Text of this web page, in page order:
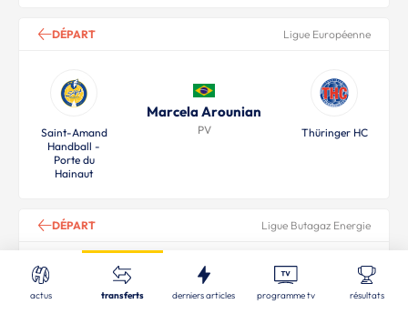
Recherche
Fermer
DÉPART Ligue Européenne
Saint-Amand
Handball -
Porte du
Hainaut
Marcela Arounian
PV Thüringer HC
DÉPART Ligue Butagaz Energie
Ophélie Tonds
Filtres Réinitialisé
actus transferts derniers articles programme tv résultats
Nos derniers articles
STL | 06/08/2026